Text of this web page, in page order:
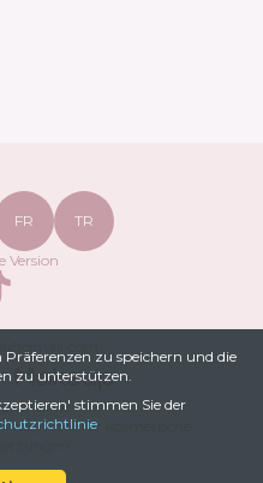
Präferenzen zu speichern und die
zu unterstützen.
stimmen Sie der
Analysator für kosmetische
FR TR
Version